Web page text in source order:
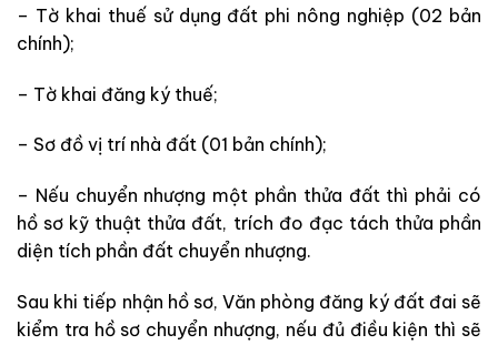
– Tờ khai thuế sử dụng đất phi nông nghiệp (02 bản
chính);
– Tờ khai đăng ký thuế;
– Sơ đồ vị trí nhà đất (01 bản chính);
– Nếu chuyển nhượng một phần thửa đất thì phải có
hồ sơ kỹ thuật thửa đất, trích đo đạc tách thửa phần
diện tích phần đất chuyển nhượng.
Sau khi tiếp nhận hồ sơ, Văn phòng đăng ký đất đai sẽ
kiểm tra hồ sơ chuyển nhượng, nếu đủ điều kiện thì sẽ